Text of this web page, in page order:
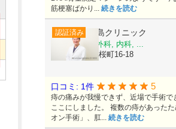
筋梗塞ばかり... 続きを読む
認証済み 尾島クリニック
消化器内科, 外科, 内科, ...
富山県射水市桜町16-18
口コミ: 1件 5
痔の痛みが我慢できず、近場で手術で
ここにしました。 複数の痔があった
オン手術」、肛... 続きを読む